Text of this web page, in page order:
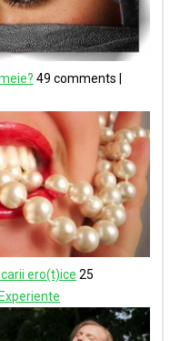
49 comments |
ero(t)ice 25
Experiente